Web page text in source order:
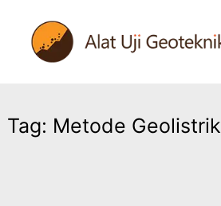
content
ALATUJIGEOTEKNIK.COM
DISTRIBUTOR
INSTRUMENT
Tag: Metode Geolistrik